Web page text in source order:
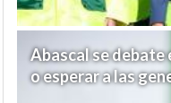
Abascal se debate
o esperar a las